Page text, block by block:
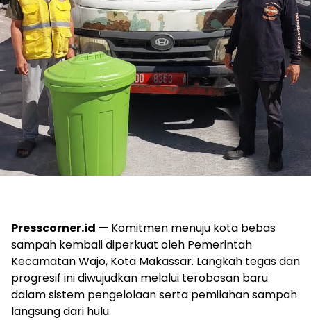
Presscorner.id — Komitmen menuju kota bebas
sampah kembali diperkuat oleh Pemerintah
Kecamatan Wajo, Kota Makassar. Langkah tegas dan
progresif ini diwujudkan melalui terobosan baru
dalam sistem pengelolaan serta pemilahan sampah
langsung dari hulu.